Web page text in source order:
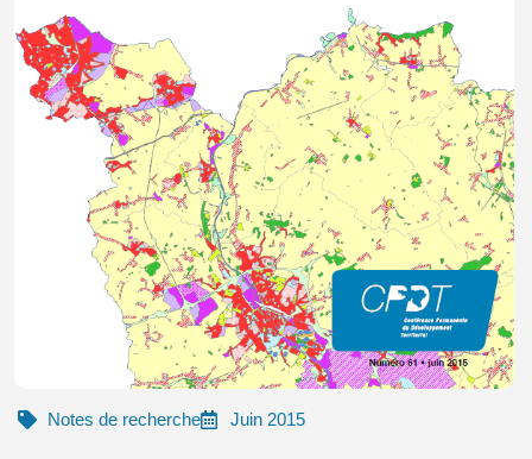
Notes de recherche Juin 2015